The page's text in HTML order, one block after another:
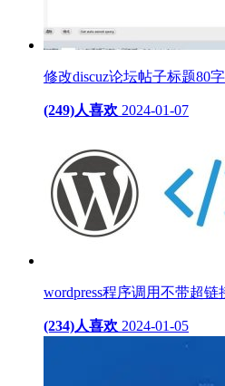
修改discuz论坛帖子标题80
(249)人喜欢 2024-01-07
wordpress程序调用不带超链
(234)人喜欢 2024-01-05